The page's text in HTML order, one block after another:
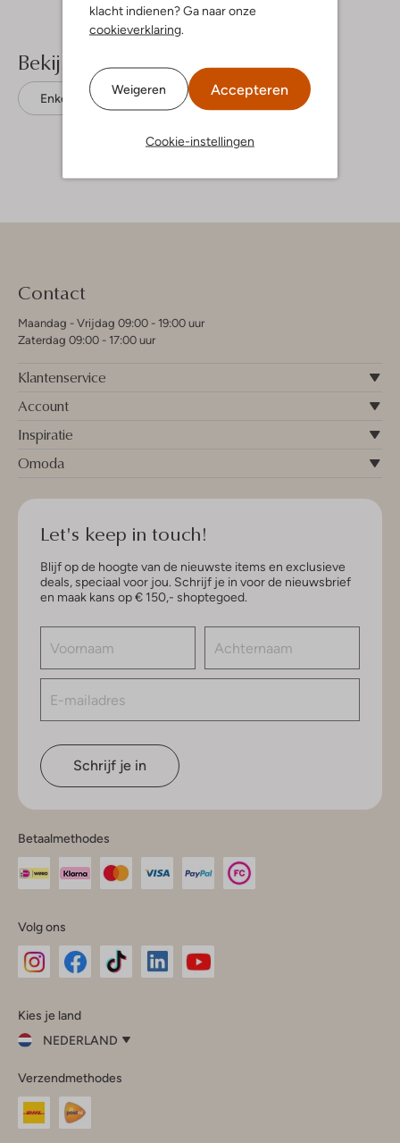
klacht indienen? Ga naar onze
cookieverklaring.
Weigeren Accepteren
Cookie-instellingen
Bekijk meer
Enkellaarsjes Lazamani Suède
Contact
Maandag - Vrijdag 09:00 - 19:00 uur
Zaterdag 09:00 - 17:00 uur
Klantenservice
Account
Inspiratie
Omoda
Let's keep in touch!
Blijf op de hoogte van de nieuwste items en exclusieve
deals, speciaal voor jou. Schrijf je in voor de nieuwsbrief
en maak kans op € 150,- shoptegoed.
Schrijf je in
Betaalmethodes
Volg ons
InstagramFacebook
Kies je land
NEDERLAND
je
land
Nederland
Verzendmethodes